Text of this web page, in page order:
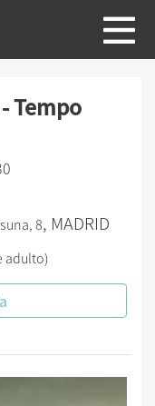
Tempo
8, MADRID
adulto)